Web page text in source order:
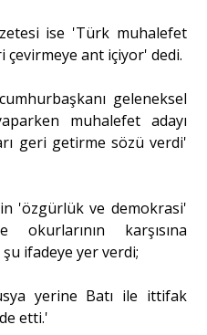
ise 'Türk muhalefet
çevirmeye ant içiyor' dedi.
geleneksel
muhalefet adayı
geri getirme sözü verdi'
'özgürlük ve demokrasi'
karşısına
ifadeye yer verdi;
yerine Batı ile ittifak
etti.'